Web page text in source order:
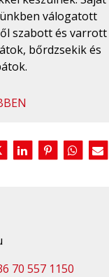
válogatott
szabott és varrott
bőrdzsekik és
70 557 1150